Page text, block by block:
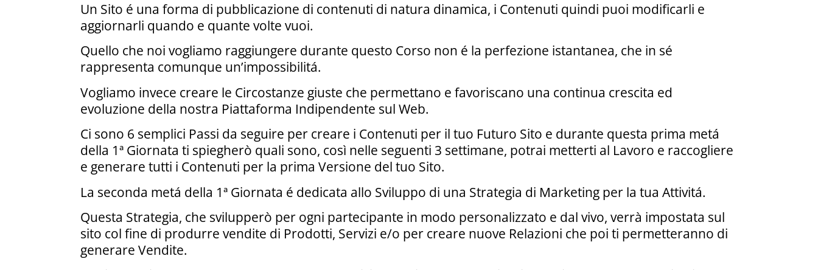
Un Sito é una forma di pubblicazione di contenuti di natura dinamica, i Contenuti quindi puoi modificarli e
aggiornarli quando e quante volte vuoi.
Quello che noi vogliamo raggiungere durante questo Corso non é la perfezione istantanea, che in sé
rappresenta comunque un’impossibilitá.
Vogliamo invece creare le Circostanze giuste che permettano e favoriscano una continua crescita ed
evoluzione della nostra Piattaforma Indipendente sul Web.
Ci sono 6 semplici Passi da seguire per creare i Contenuti per il tuo Futuro Sito e durante questa prima metá
della 1ª Giornata ti spiegherò quali sono, così nelle seguenti 3 settimane, potrai metterti al Lavoro e raccogliere
e generare tutti i Contenuti per la prima Versione del tuo Sito.
La seconda metá della 1ª Giornata é dedicata allo Sviluppo di una Strategia di Marketing per la tua Attivitá.
Questa Strategia, che svilupperò per ogni partecipante in modo personalizzato e dal vivo, verrà impostata sul
sito col fine di produrre vendite di Prodotti, Servizi e/o per creare nuove Relazioni che poi ti permetteranno di
generare Vendite.